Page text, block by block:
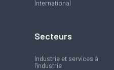
International
Secteurs
Industrie et services à
l'industrie